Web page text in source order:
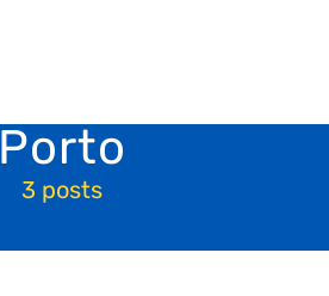
Porto
3 posts